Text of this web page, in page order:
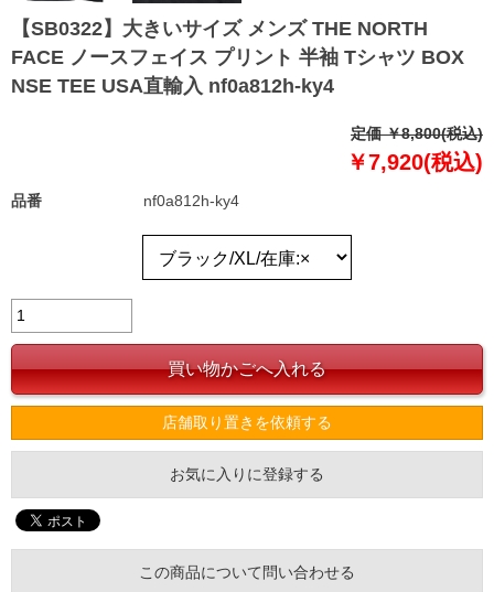
【SB0322】大きいサイズ メンズ THE NORTH
FACE ノースフェイス プリント 半袖 Tシャツ BOX
NSE TEE USA直輸入 nf0a812h-ky4
定価 ￥8,800(税込)
￥7,920(税込)
品番 nf0a812h-ky4
店舗取り置きを依頼する
お気に入りに登録する
この商品について問い合わせる